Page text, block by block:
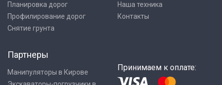
Планировка дорог
Профилирование дорог
Снятие грунта
Наша техника
Контакты
Партнеры
Манипуляторы в Кирове
Принимаем к оплате: